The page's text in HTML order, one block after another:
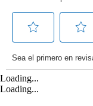
Loading...
Loading...